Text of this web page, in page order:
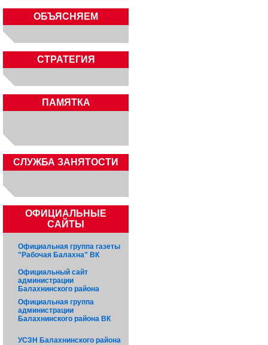
ОБЪЯСНЯЕМ
СТРАТЕГИЯ
ПАМЯТКА
CЛУЖБА ЗАНЯТОСТИ
ОФИЦИАЛЬНЫЕ
САЙТЫ
Официальная группа газеты
"Рабочая Балахна" ВК
Официальный сайт
администрации
Балахнинского района
Официальная группа
администрации
Балахнинского района ВК
УСЗН Балахнинского района